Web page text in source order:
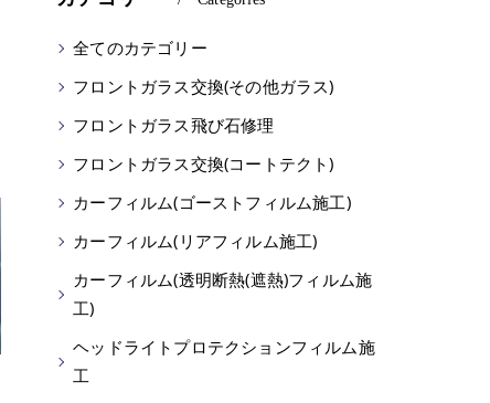
全てのカテゴリー
フロントガラス交換(その他ガラス)
フロントガラス飛び石修理
フロントガラス交換(コートテクト)
カーフィルム(ゴーストフィルム施工)
カーフィルム(リアフィルム施工)
カーフィルム(透明断熱(遮熱)フィルム施
工)
ヘッドライトプロテクションフィルム施
工